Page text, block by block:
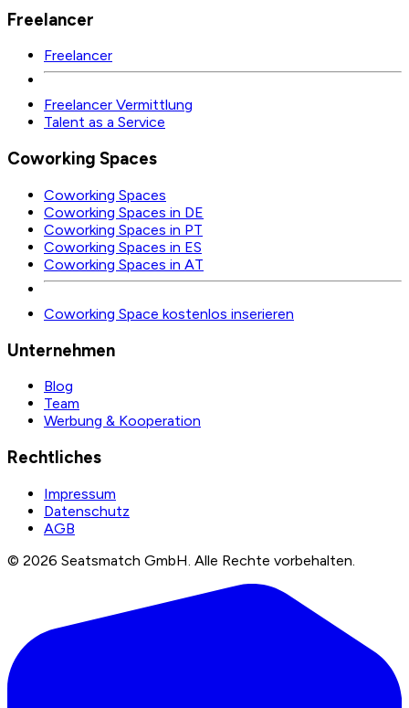
Freelancer
Freelancer
Freelancer Vermittlung
Talent as a Service
Coworking Spaces
Coworking Spaces
Coworking Spaces in DE
Coworking Spaces in PT
Coworking Spaces in ES
Coworking Spaces in AT
Coworking Space kostenlos inserieren
Unternehmen
Blog
Team
Werbung & Kooperation
Rechtliches
Impressum
Datenschutz
AGB
© 2026 Seatsmatch GmbH. Alle Rechte vorbehalten.